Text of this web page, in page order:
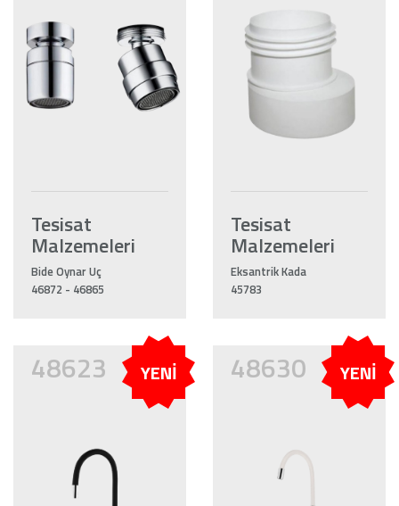
Tesisat
Malzemeleri
Bide Oynar Uç
46872 - 46865
Tesisat
Malzemeleri
Eksantrik Kada
45783
48623 YENİ 48630 YENİ